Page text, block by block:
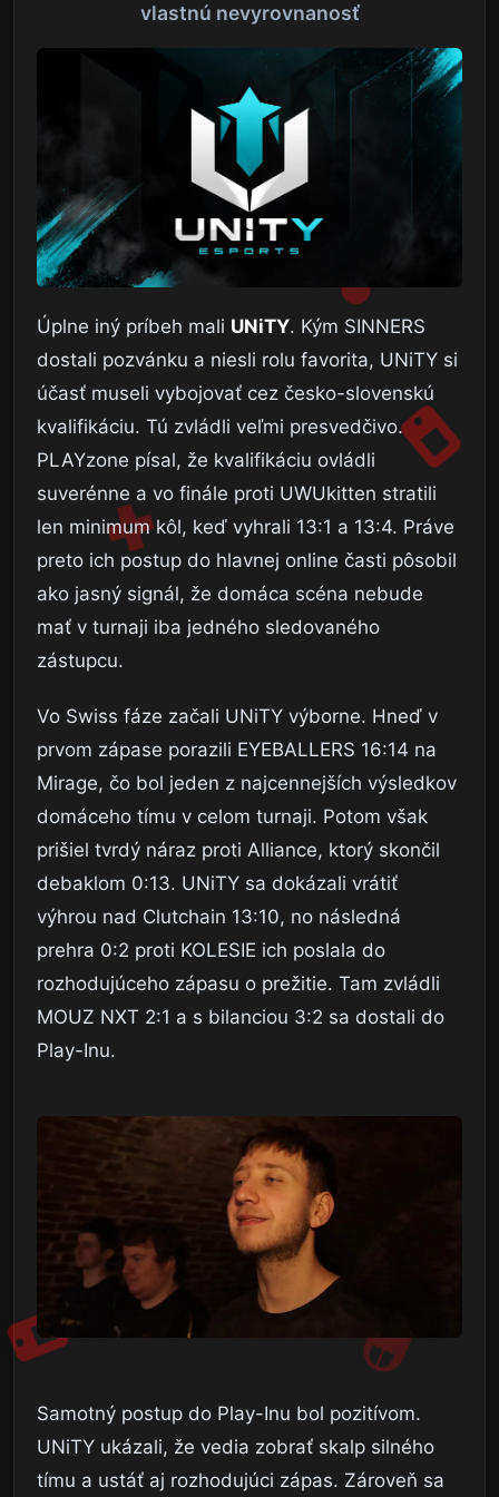
vlastnú nevyrovnanosť
Úplne iný príbeh mali UNiTY. Kým SINNERS
dostali pozvánku a niesli rolu favorita, UNiTY si
účasť museli vybojovať cez česko-slovenskú
kvalifikáciu. Tú zvládli veľmi presvedčivo.
PLAYzone písal, že kvalifikáciu ovládli
suverénne a vo finále proti UWUkitten stratili
len minimum kôl, keď vyhrali 13:1 a 13:4. Práve
preto ich postup do hlavnej online časti pôsobil
ako jasný signál, že domáca scéna nebude
mať v turnaji iba jedného sledovaného
zástupcu.
Vo Swiss fáze začali UNiTY výborne. Hneď v
prvom zápase porazili EYEBALLERS 16:14 na
Mirage, čo bol jeden z najcennejších výsledkov
domáceho tímu v celom turnaji. Potom však
prišiel tvrdý náraz proti Alliance, ktorý skončil
debaklom 0:13. UNiTY sa dokázali vrátiť
výhrou nad Clutchain 13:10, no následná
prehra 0:2 proti KOLESIE ich poslala do
rozhodujúceho zápasu o prežitie. Tam zvládli
MOUZ NXT 2:1 a s bilanciou 3:2 sa dostali do
Play-Inu.
Samotný postup do Play-Inu bol pozitívom.
UNiTY ukázali, že vedia zobrať skalp silného
tímu a ustáť aj rozhodujúci zápas. Zároveň sa